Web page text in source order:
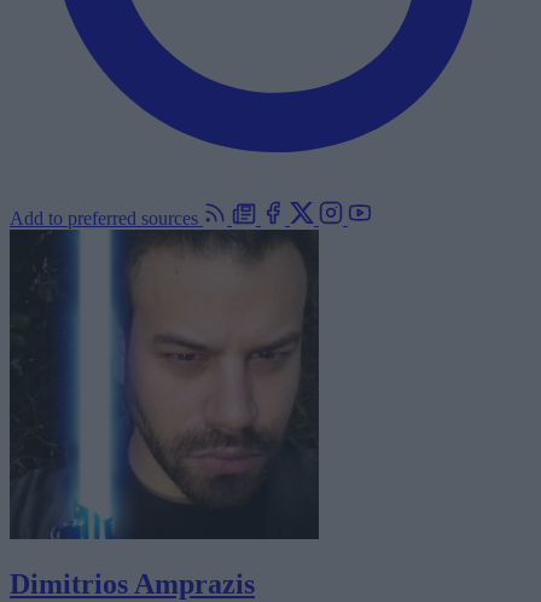
Add to preferred sources
Dimitrios Amprazis